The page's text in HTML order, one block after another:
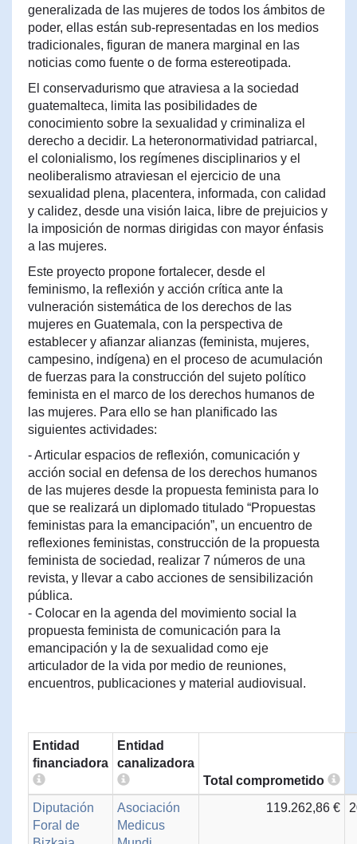
generalizada de las mujeres de todos los ámbitos de
poder, ellas están sub-representadas en los medios
tradicionales, figuran de manera marginal en las
noticias como fuente o de forma estereotipada.
El conservadurismo que atraviesa a la sociedad
guatemalteca, limita las posibilidades de
conocimiento sobre la sexualidad y criminaliza el
derecho a decidir. La heteronormatividad patriarcal,
el colonialismo, los regímenes disciplinarios y el
neoliberalismo atraviesan el ejercicio de una
sexualidad plena, placentera, informada, con calidad
y calidez, desde una visión laica, libre de prejuicios y
la imposición de normas dirigidas con mayor énfasis
a las mujeres.
Este proyecto propone fortalecer, desde el
feminismo, la reflexión y acción crítica ante la
vulneración sistemática de los derechos de las
mujeres en Guatemala, con la perspectiva de
establecer y afianzar alianzas (feminista, mujeres,
campesino, indígena) en el proceso de acumulación
de fuerzas para la construcción del sujeto político
feminista en el marco de los derechos humanos de
las mujeres. Para ello se han planificado las
siguientes actividades:
- Articular espacios de reflexión, comunicación y
acción social en defensa de los derechos humanos
de las mujeres desde la propuesta feminista para lo
que se realizará un diplomado titulado “Propuestas
feministas para la emancipación”, un encuentro de
reflexiones feministas, construcción de la propuesta
feminista de sociedad, realizar 7 números de una
revista, y llevar a cabo acciones de sensibilización
pública.
- Colocar en la agenda del movimiento social la
propuesta feminista de comunicación para la
emancipación y la de sexualidad como eje
articulador de la vida por medio de reuniones,
encuentros, publicaciones y material audiovisual.
Entidad
financiadora
Entidad
canalizadora
Total comprometido
Diputación
Foral de
Asociación
Medicus
119.262,86 €